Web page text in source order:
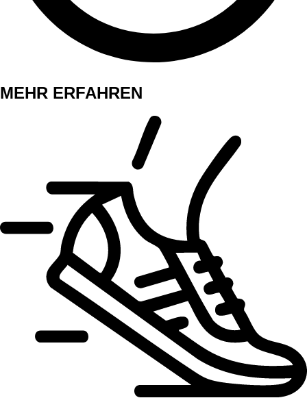
MEHR ERFAHREN